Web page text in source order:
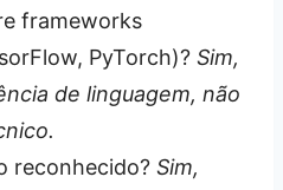
frameworks
PyTorch)? Sim,
de linguagem, não
reconhecido? Sim,